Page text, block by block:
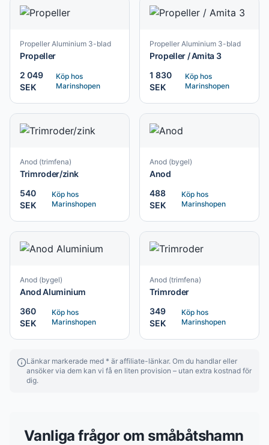
Propeller Aluminium 3-blad
Propeller
2 049
SEK
Köp hos
Marinshopen
Propeller Aluminium 3-blad
Propeller / Amita 3
1 830
SEK
Köp hos
Marinshopen
Anod (trimfena)
Trimroder/zink
540
SEK
Köp hos
Marinshopen
Anod (bygel)
Anod
488
SEK
Köp hos
Marinshopen
Anod (bygel)
Anod Aluminium
360
SEK
Köp hos
Marinshopen
Anod (trimfena)
Trimroder
349
SEK
Köp hos
Marinshopen
Länkar markerade med * är affiliate-länkar. Om du handlar eller
ansöker via dem kan vi få en liten provision – utan extra kostnad för
dig.
Vanliga frågor om småbåtshamn